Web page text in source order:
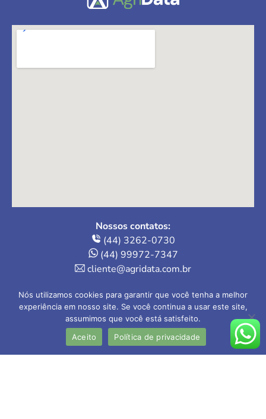
Nossos contatos:
(44) 3262-0730
(44) 99972-7347
cliente@agridata.com.br
Onde estamos:
Av. Herval, 235 – Loja 4
Maringá-PR | 87013-110
Nós utilizamos cookies para garantir que você tenha a melhor
experiência em nosso site. Se você continua a usar este site,
assumimos que você está satisfeito.
Aceito
Política de privacidade